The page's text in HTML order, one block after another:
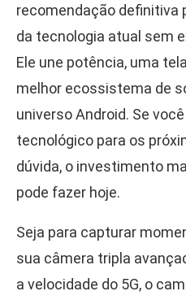
recomendação definitiva
da tecnologia atual sem
Ele une potência, uma
melhor ecossistema de
universo Android. Se
tecnológico para os
dúvida, o investimento
pode fazer hoje.
Seja para capturar
sua câmera tripla
a velocidade do 5G, o